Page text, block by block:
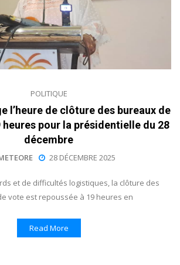
POLITIQUE
l’heure de clôture des bureaux de
heures pour la présidentielle du 28
décembre
28 DÉCEMBRE 2025
et de difficultés logistiques, la clôture des
vote est repoussée à 19 heures en
Read More